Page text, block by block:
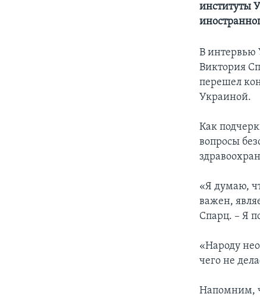
институты
В интервью
Виктория
перешел
Украиной.
Как
вопросы
«Я думаю,
важен,
Спарц. – Я
«Народу
чего не
Напомним,